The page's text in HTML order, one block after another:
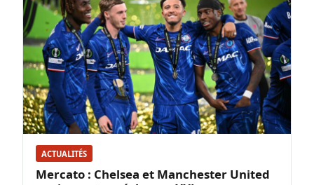
ACTUALITÉS
Mercato : Chelsea et Manchester United